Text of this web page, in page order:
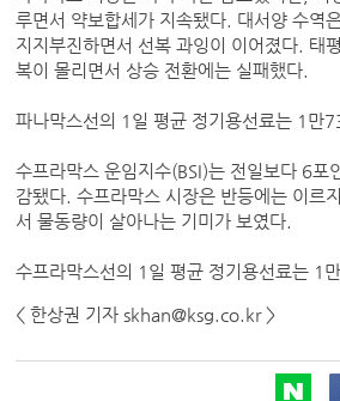
루면서 약보합세가 지속됐다. 대서양 수역
지지부진하면서 선복 과잉이 이어졌다. 태
복이 몰리면서 상승 전환에는 실패했다.
파나막스선의 1일 평균 정기용선료는 1만
수프라막스 운임지수(BSI)는 전일보다 6
감됐다. 수프라막스 시장은 반등에는 이르
서 물동량이 살아나는 기미가 보였다.
수프라막스선의 1일 평균 정기용선료는 1
< 한상권 기자 skhan@ksg.co.kr >